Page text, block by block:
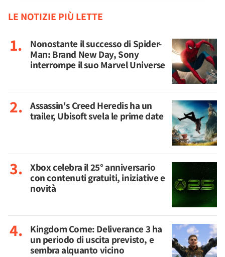
LE NOTIZIE PIÙ LETTE
Nonostante il successo di Spider-
Man: Brand New Day, Sony
interrompe il suo Marvel Universe
Assassin's Creed Heredis ha un
trailer, Ubisoft svela le prime date
Xbox celebra il 25° anniversario
con contenuti gratuiti, iniziative e
novità
Kingdom Come: Deliverance 3 ha
un periodo di uscita previsto, e
sembra alquanto vicino